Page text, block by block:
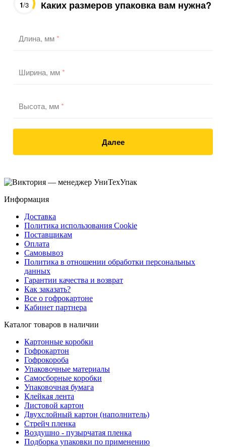
1/3 Каких размеров упаковка вам нужна?
Длина, мм*
Ширина, мм*
Высота, мм*
Далее
Информация
Доставка
Политика использования Cookie
Поставщикам
Оплата
Самовывоз
Политика в отношении обработки персональных
данных
Гарантии качества и возврат
Как заказать?
Все о гофрокартоне
Кабинет партнера
Каталог товаров в наличии
Картонные коробки
Гофрокартон
Гофрокороба
Упаковочные материалы
Самосборные коробки
Упаковочная бумага
Клейкая лента
Листовой картон
Двухслойный картон (наполнитель)
Стрейч пленка
Воздушно - пузырчатая пленка
Подборка упаковки по применению